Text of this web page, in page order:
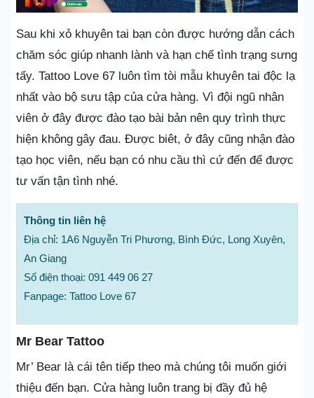
Sau khi xỏ khuyên tai bạn còn được hướng dẫn cách
chăm sóc giúp nhanh lành và hạn chế tình trạng sưng
tấy. Tattoo Love 67 luôn tìm tòi mẫu khuyên tai độc lạ
nhất vào bộ sưu tập của cửa hàng. Vì đội ngũ nhân
viên ở đây được đào tạo bài bản nên quy trình thực
hiện không gây đau. Được biêt, ở đây cũng nhận đào
tạo học viên, nếu bạn có nhu cầu thì cứ đến để được
tư vấn tận tình nhé.
Thông tin liên hệ
Địa chỉ: 1A6 Nguyễn Tri Phương, Bình Đức, Long Xuyên,
An Giang
Số điện thoại: 091 449 06 27
Fanpage: Tattoo Love 67
Mr Bear Tattoo
Mr’ Bear là cái tên tiếp theo mà chúng tôi muốn giới
thiệu đến bạn. Cửa hàng luôn trang bị đầy đủ hệ